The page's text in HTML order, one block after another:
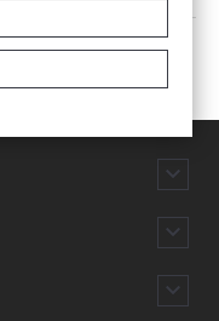


